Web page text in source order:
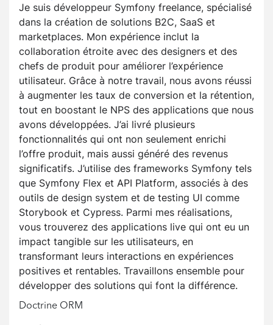
Je suis développeur Symfony freelance, spécialisé
dans la création de solutions B2C, SaaS et
marketplaces. Mon expérience inclut la
collaboration étroite avec des designers et des
chefs de produit pour améliorer l’expérience
utilisateur. Grâce à notre travail, nous avons réussi
à augmenter les taux de conversion et la rétention,
tout en boostant le NPS des applications que nous
avons développées. J’ai livré plusieurs
fonctionnalités qui ont non seulement enrichi
l’offre produit, mais aussi généré des revenus
significatifs. J’utilise des frameworks Symfony tels
que Symfony Flex et API Platform, associés à des
outils de design system et de testing UI comme
Storybook et Cypress. Parmi mes réalisations,
vous trouverez des applications live qui ont eu un
impact tangible sur les utilisateurs, en
transformant leurs interactions en expériences
positives et rentables. Travaillons ensemble pour
développer des solutions qui font la différence.
Doctrine ORM